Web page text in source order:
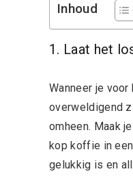
Inhoud
1. Laat het
Wanneer je
overweldigend
omheen. Maak
kop koffie in
gelukkig is en